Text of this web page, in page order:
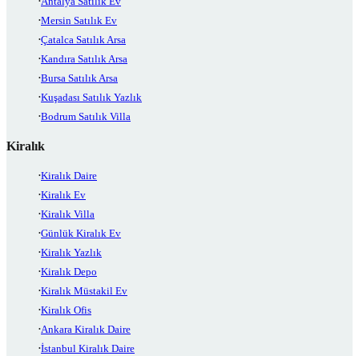
Mersin Satılık Ev
Çatalca Satılık Arsa
Kandıra Satılık Arsa
Bursa Satılık Arsa
Kuşadası Satılık Yazlık
Bodrum Satılık Villa
Kiralık
Kiralık Daire
Kiralık Ev
Kiralık Villa
Günlük Kiralık Ev
Kiralık Yazlık
Kiralık Depo
Kiralık Müstakil Ev
Kiralık Ofis
Ankara Kiralık Daire
İstanbul Kiralık Daire